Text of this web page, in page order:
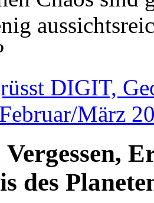
DIGIT,
März
des